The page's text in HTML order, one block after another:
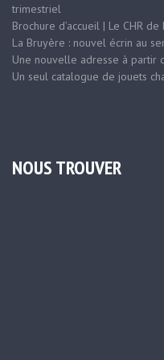
trimestriel
Brochure d’accueil | Le CHR
La Bruyère : nouvel écrin au
Une nouvelle adresse à partir
Un seul catalogue de jouets
NOUS TROUVER